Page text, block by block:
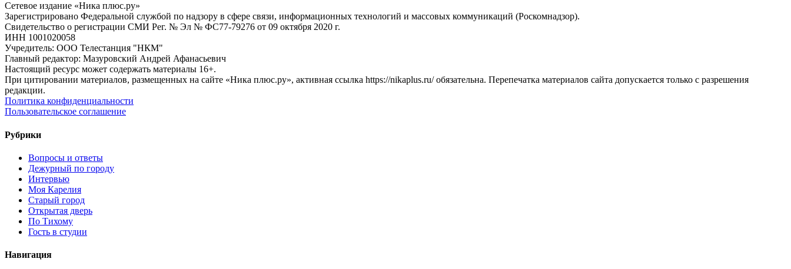
Сетевое издание «Ника плюс.ру»
Зарегистрировано Федеральной службой по надзору в сфере связи, информационных технологий и массовых коммуникаций (Роскомнадзор).
Свидетельство о регистрации СМИ Рег. № Эл № ФС77-79276 от 09 октября 2020 г.
ИНН 1001020058
Учредитель: ООО Телестанция "НКМ"
Главный редактор: Мазуровский Андрей Афанасьевич
Настоящий ресурс может содержать материалы 16+.
При цитировании материалов, размещенных на сайте «Ника плюс.ру», активная ссылка https://nikaplus.ru/ обязательна. Перепечатка материалов сайта допускается только с разрешения
редакции.
Политика конфиденциальности
Пользовательское соглашение
Рубрики
Вопросы и ответы
Дежурный по городу
Интервью
Моя Карелия
Старый город
Открытая дверь
По Тихому
Гость в студии
Навигация